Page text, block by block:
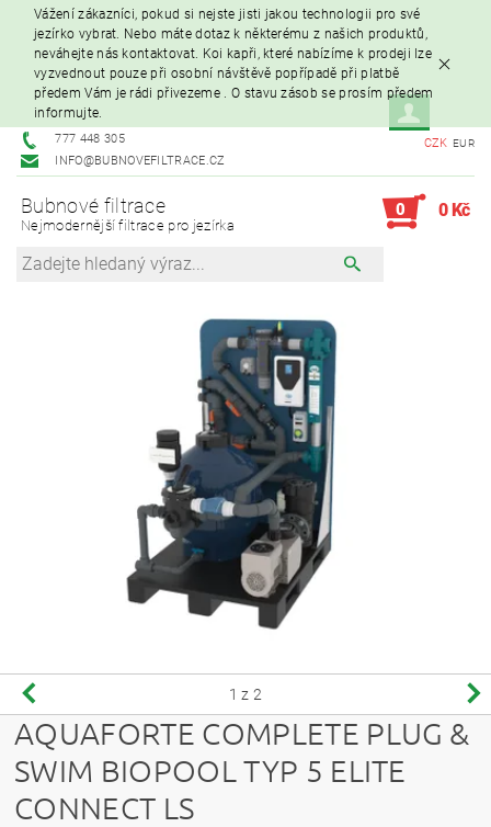
Vážení zákazníci, pokud si nejste jisti jakou technologii pro své
jezírko vybrat. Nebo máte dotaz k některému z našich produktů,
neváhejte nás kontaktovat. Koi kapři, které nabízíme k prodeji lze
vyzvednout pouze při osobní návštěvě popřípadě při platbě
předem Vám je rádi přivezeme . O stavu zásob se prosím předem
informujte.
777 448 305
INFO@BUBNOVEFILTRACE.CZ
CZK EUR
Bubnové filtrace
Nejmodernější filtrace pro jezírka
0 0 Kč
1 z 2
AQUAFORTE COMPLETE PLUG &
SWIM BIOPOOL TYP 5 ELITE
CONNECT LS